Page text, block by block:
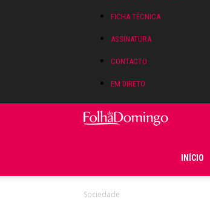
FICHA TÉCNICA
ASSINATURA
CONTACTO
EM DIRETO
INÍCIO
Sociedade